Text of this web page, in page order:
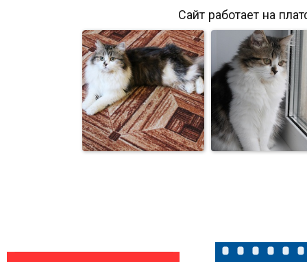
Алиса Кошка Алиса
Сайт работает на